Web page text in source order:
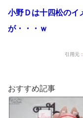
小野Ｄは十四松のイ
が・・・ｗ
引用元：
おすすめ記事